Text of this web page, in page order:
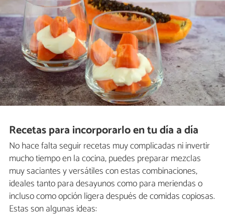
Recetas para incorporarlo en tu día a día
No hace falta seguir recetas muy complicadas ni invertir
mucho tiempo en la cocina, puedes preparar mezclas
muy saciantes y versátiles con estas combinaciones,
ideales tanto para desayunos como para meriendas o
incluso como opción ligera después de comidas copiosas.
Estas son algunas ideas: